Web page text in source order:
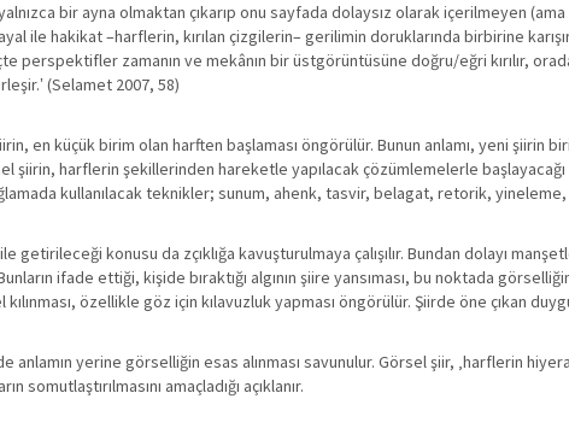
bir ayna olmaktan çıkarıp onu sayfada dolaysız olarak içerilmeyen
ile hakikat –harflerin, kırılan çizgilerin– gerilimin doruklarında birbirine
zamanın ve mekânın bir üstgörüntüsüne doğru/eğri kırılır,
(Selamet 2007, 58)
en küçük birim olan harften başlaması öngörülür. Bunun anlamı, yeni
harflerin şekillerinden hareketle yapılacak çözümlemelerle
kullanılacak teknikler; sunum, ahenk, tasvir, belagat, retorik,
konusu da zçıklığa kavuşturulmaya çalışılır. Bundan dolayı
ifade ettiği, kişide bıraktığı algının şiire yansıması, bu noktada
özellikle göz için kılavuzluk yapması öngörülür. Şiirde öne çıkan
yerine görselliğin esas alınması savunulur. Görsel şiir, ‚harflerin
amaçladığı açıklanır.